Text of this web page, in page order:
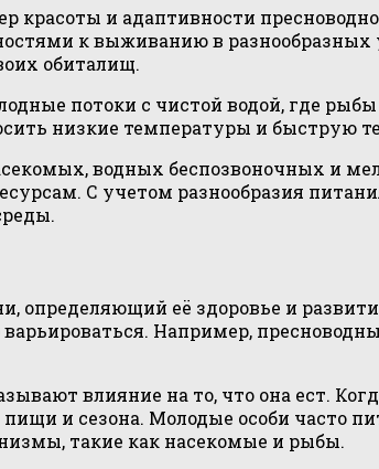
красоты и адаптивности
к выживанию в
обиталищ.
потоки с чистой водой, где
низкие температуры и быструю
водных беспозвоночных и
С учетом разнообразия
определяющий её здоровье и
Например,
влияние на то, что она ест.
и сезона. Молодые особи часто
такие как насекомые и рыбы.